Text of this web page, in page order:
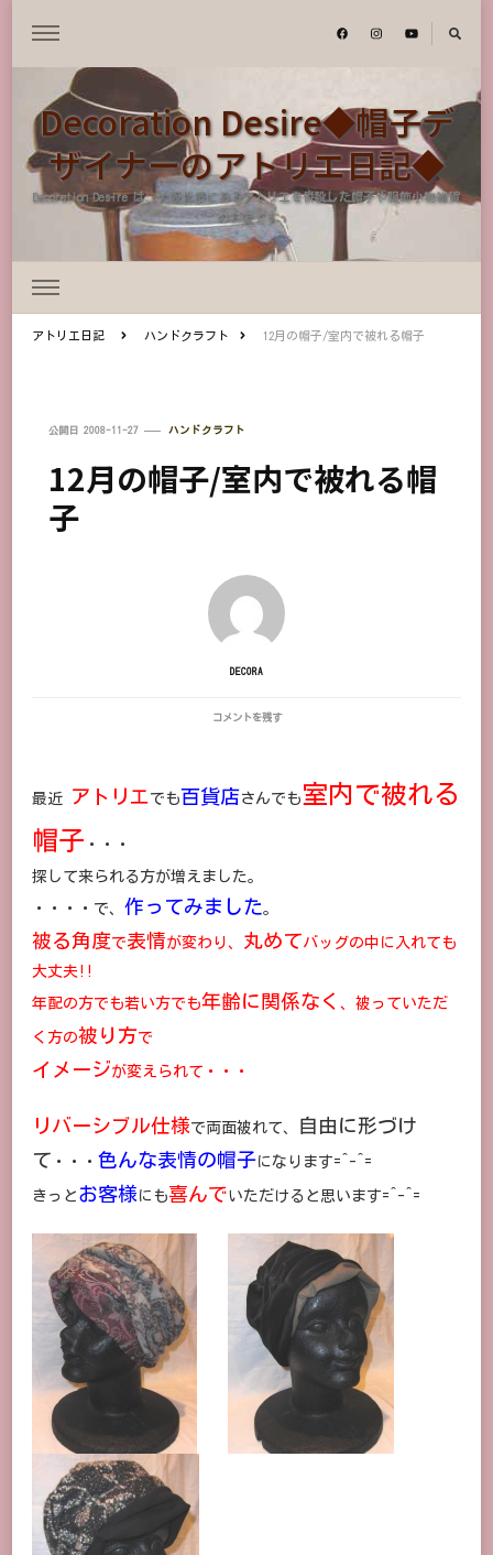
Decoration Desire◆帽子デ
ザイナーのアトリエ日記◆
Decoration Desire は、大阪北摂にあるアトリエを併設した帽子や服飾小物雑貨
のお店です
アトリエ日記 ハンドクラフト 12月の帽子/室内で被れる帽子
公開日 2008-11-27 ハンドクラフト
12月の帽子/室内で被れる帽
子
DECORA
12
子/
室
れ
帽
に
コメントを残す
最近 アトリエ でも百貨店さんでも 室内で被れる
帽子 ・・・
探して来られる方が増えました。
・・・・で、 作ってみました。
被る角度で表情が変わり、 丸めてバッグの中に入れても
大丈夫!!
年配の方でも若い方でも年齢に関係なく 、被っていただ
く方の被り方で
イメージが変えられて・・・
リバーシブル仕様で両面被れて、
自由に形づけ
て ・・・ 色んな表情の帽子になります=^-^=
きっと お客様 にも喜んでいただけると思います=^-^=